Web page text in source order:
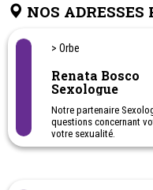
NOS ADRESSES
> Orbe
Renata Bosco
Sexologue
Notre partenaire
questions concernant
votre sexualité.